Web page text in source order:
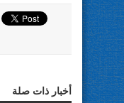
أخبار ذات صلة